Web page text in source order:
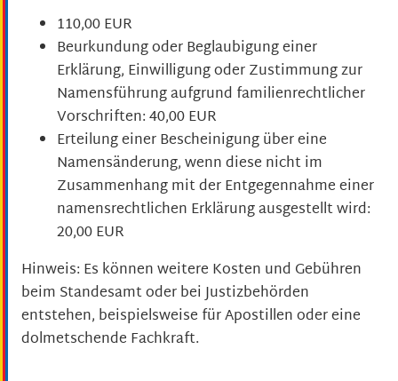
110,00 EUR
Beurkundung oder Beglaubigung einer
Erklärung, Einwilligung oder Zustimmung zur
Namensführung aufgrund familienrechtlicher
Vorschriften: 40,00 EUR
Erteilung einer Bescheinigung über eine
Namensänderung, wenn diese nicht im
Zusammenhang mit der Entgegennahme einer
namensrechtlichen Erklärung ausgestellt wird:
20,00 EUR
Hinweis: Es können weitere Kosten und Gebühren
beim Standesamt oder bei Justizbehörden
entstehen, beispielsweise für Apostillen oder eine
dolmetschende Fachkraft.